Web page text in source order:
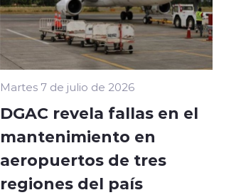
Martes 7 de julio de 2026
DGAC revela fallas en el
mantenimiento en
aeropuertos de tres
regiones del país